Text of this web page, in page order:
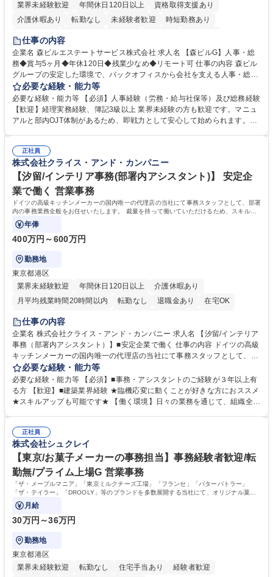
業界未経験歓迎
年間休日120日以上
資格取得支援あり
介護休暇あり
転勤なし 未経験者歓迎
時短勤務あり
経験者歓迎
完全週休2日制
交通費支給 長期歓迎 駅近5分以内 土日祝休み
仕事の内容
企業名 森ビルエステートサービス株式会社 求人名 【森ビルG】人事・総
務◆賞与5ヶ月◆年休120日◆残業少なめ◆リモート可 仕事の内容 森ビル
グループの安定した環境で、バックオフィスから会社を支える人事・総務
をお任せします。 労務と総務の業務をバランスよく担当し、ゆくゆくは制
度改定などのコア業務にも挑戦できる、やりがいある環境です。 ■勤怠管
理、給与計算、社会保険手続き、年末調整等の労務管理全般 ■入退社手続
き、社内規定の改定や人事制度改定などのコア業務 ■社内イベントの企画
でも質問・相談できる環境が整っているため、安心して成長できます。 募
集職種 【森ビルG】人事・総務◆賞与5ヶ月◆年休120日◆残業少なめ◆
リモート可
必要な経験・能力等
必要な経験・能力等 【必須】人事経験（労務・給与社保等）及び総務経験
【歓迎】経理実務経験、簿記3級以上 業界未経験の方も歓迎です。マニュ
アルと部内OJT体制があるため、即戦力として安心して始められます。
務に挑戦できるため、自身の成長と組織への貢献度をダイレクトに実感で
きます。 残業少なめ、週1日リモート可など、ワークライフバランスを保
ち長期活躍できる環境です。 「これまでの幅広い経験を活かし、長期的な
キャリアを築きたい」という前向きな意欲と挑戦を全力で応援します。 学
歴・資格 学歴：大学院 大学 高専 短大 専修学校 高校 語学力： 資格：日商
簿記検定1級 日商簿記検定2級 日商簿記検定3級
正社員
株式会社クライス・アンド・カンパニー
【汐留/インテリア事務(部署内アシスタント)】 安定企
業で働く 営業事務
ドイツの高級キッチンメーカーの国内唯一の代理店の当社にて事務スタッフとして、部署
内の事務業務全般をお任せいたします。 裁量を持って働いていただけるため、スキルア
ップも可能です。
年俸
400万円～600万円
勤務地
東京都港区
業界未経験歓迎
年間休日120日以上
介護休暇あり
月平均残業時間20時間以内
転勤なし 退職金あり
在宅OK
育休あり
完全週休2日制
駅近5分以内
土日祝休み
仕事の内容
企業名 株式会社クライス・アンド・カンパニー 求人名 【汐留/インテリア
事務（部署内アシスタント）】■安定企業で働く 仕事の内容 ドイツの高級
キッチンメーカーの国内唯一の代理店の当社にて事務スタッフとして、部
署内の事務業務全般をお任せいたします。 裁量を持って働いていただける
ため、スキルアップも可能です。 【部署内の事務業務全般】 ■サンプルの
仕分け・整理 ■電話応対 ■書類作成（会議資料、お客様宛請求書、支払書
類を取りまとめて経理へ提出等） ■ショールームアテンド・運営・予約業
インテリア事務（部署内アシスタント）】■安定企業で働く
必要な経験・能力等
必要な経験・能力等 【必須】■事務・アシスタントのご経験が３年以上有
る方 【歓迎】■建築業界経験 ★臨機応変に動くことが好きな方におススメ
★スキルアップも可能です★ 【働く環境】日々の業務を通じて、組織全体
ームとの協力や新しいアイデアを活かす場もあり、やりがいを感じながら
働けます。 【歓迎】 ■インテリアの業界のご経験が有る方■PCの作業に慣
れている方 学歴・資格 学歴：大学院 大学 高専 短大 専修学校 語学力： 資
格：
正社員
株式会社シュクレイ
【東京/お菓子メーカーの事務担当】事務経験者歓迎/転
勤無/プライム上場G 営業事務
「ザ・メープルマニア」「東京ミルクチーズ工場」「フランセ」「バターバトラー」
「ザ・テイラー」「DROOLY」等のブランドを多数展開する当社にて、オリジナル菓子
ブランド商品の事務業務をお任せいたします。
月給
30万円～36万円
勤務地
東京都港区
業界未経験歓迎
転勤なし 住宅手当あり
経験者歓迎